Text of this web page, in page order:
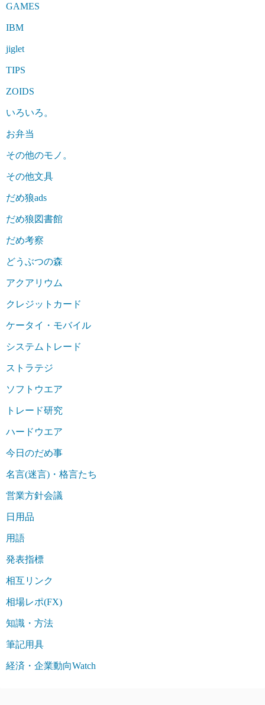
GAMES
IBM
jiglet
TIPS
ZOIDS
いろいろ。
お弁当
その他のモノ。
その他文具
だめ狼ads
だめ狼図書館
だめ考察
どうぶつの森
アクアリウム
クレジットカード
ケータイ・モバイル
システムトレード
ストラテジ
ソフトウエア
トレード研究
ハードウエア
今日のだめ事
名言(迷言)・格言たち
営業方針会議
日用品
用語
発表指標
相互リンク
相場レポ(FX)
知識・方法
筆記用具
経済・企業動向Watch